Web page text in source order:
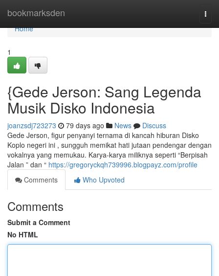
bookmarksden
Home
Home
1
{Gede Jerson: Sang Legenda
Musik Disko Indonesia
joanzsdj723273 79 days ago News
Discuss
Gede Jerson, figur penyanyi ternama di kancah hiburan Disko
Koplo negeri ini , sungguh memikat hati jutaan pendengar dengan
vokalnya yang memukau. Karya-karya miliknya seperti “Berpisah
Jalan ” dan “ https://gregoryckqh739996.blogpayz.com/profile
Comments
Who Upvoted
Comments
Submit a Comment
No HTML